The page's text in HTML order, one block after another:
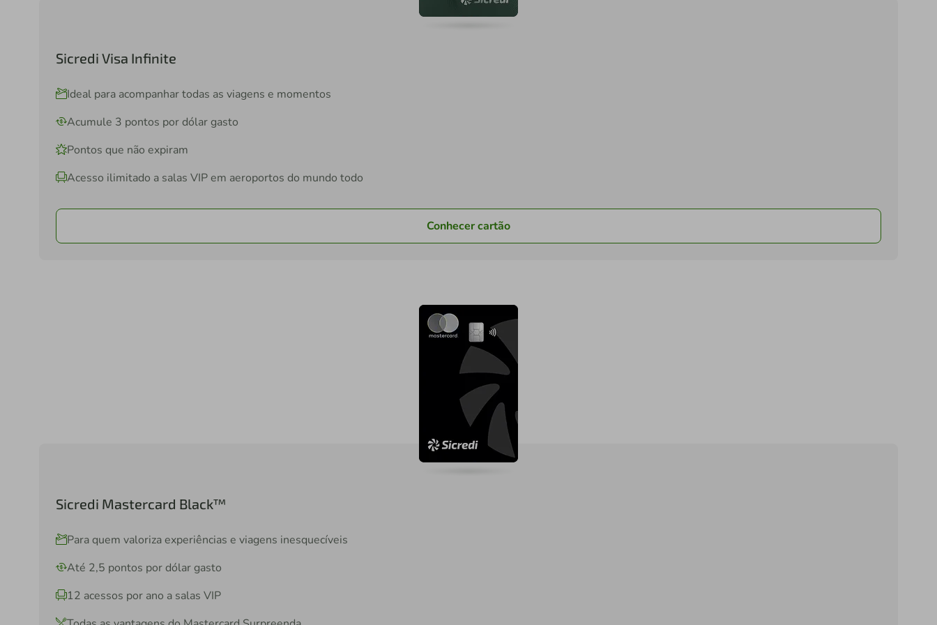
Sicredi Visa Infinite
Ideal para acompanhar todas as viagens e momentos
Acumule 3 pontos por dólar gasto
Pontos que não expiram
Acesso ilimitado a salas VIP em aeroportos do mundo todo
Conhecer cartão
Sicredi Mastercard Black™
Para quem valoriza experiências e viagens inesquecíveis
Até 2,5 pontos por dólar gasto
12 acessos por ano a salas VIP